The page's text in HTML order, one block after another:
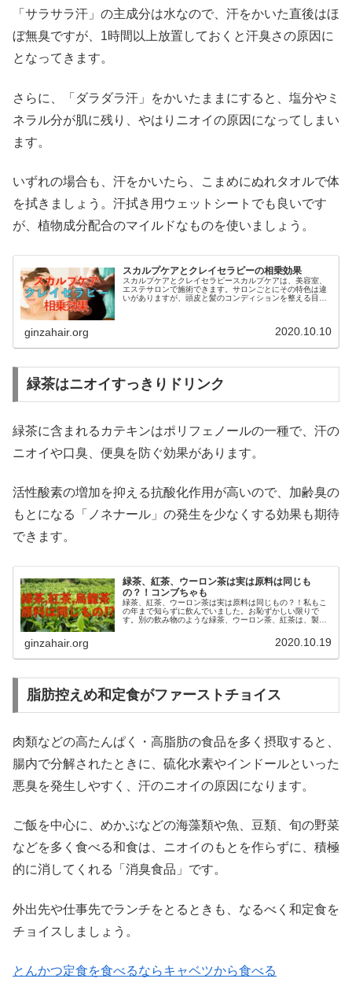
「サラサラ汗」の主成分は水なので、汗をかいた直後はほ
ぼ無臭ですが、1時間以上放置しておくと汗臭さの原因に
となってきます。
さらに、「ダラダラ汗」をかいたままにすると、塩分やミ
ネラル分が肌に残り、やはりニオイの原因になってしまい
ます。
いずれの場合も、汗をかいたら、こまめにぬれタオルで体
を拭きましょう。汗拭き用ウェットシートでも良いです
が、植物成分配合のマイルドなものを使いましょう。
スカルプケアとクレイセラピーの相乗効果
スカルプケアとクレイセラピースカルプケアは、美容室、
エステサロンで施術できます。サロンごとにその特色は違
いがありますが、頭皮と髪のコンディションを整える目的
ginzahair.org 2020.10.10
緑茶はニオイすっきりドリンク
緑茶に含まれるカテキンはポリフェノールの一種で、汗の
ニオイや口臭、便臭を防ぐ効果があります。
活性酸素の増加を抑える抗酸化作用が高いので、加齢臭の
もとになる「ノネナール」の発生を少なくする効果も期待
できます。
緑茶、紅茶、ウーロン茶は実は原料は同じも
の？！コンブちゃも
緑茶、紅茶、ウーロン茶は実は原料は同じもの？！私もこ
の年まで知らずに飲んでいました。お恥ずかしい限りで
す。別の飲み物のような緑茶、ウーロン茶、紅茶は、製造
ginzahair.org 2020.10.19
脂肪控えめ和定食がファーストチョイス
肉類などの高たんぱく・高脂肪の食品を多く摂取すると、
腸内で分解されたときに、硫化水素やインドールといった
悪臭を発生しやすく、汗のニオイの原因になります。
ご飯を中心に、めかぶなどの海藻類や魚、豆類、旬の野菜
などを多く食べる和食は、ニオイのもとを作らずに、積極
的に消してくれる「消臭食品」です。
外出先や仕事先でランチをとるときも、なるべく和定食を
チョイスしましょう。
とんかつ定食を食べるならキャベツから食べる